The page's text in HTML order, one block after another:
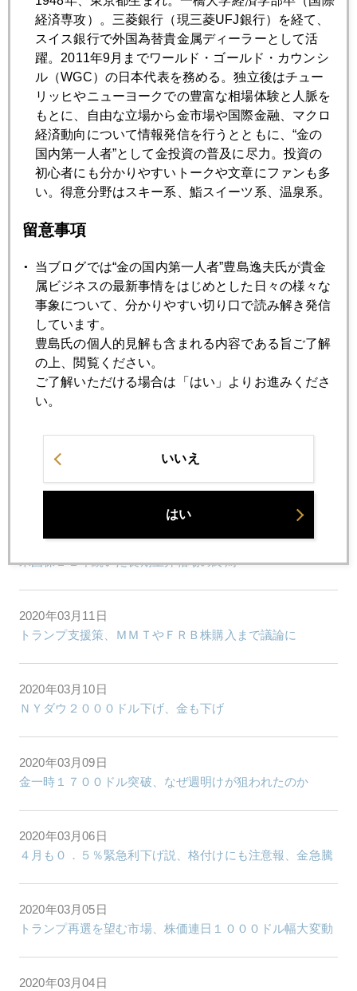
2020年03月24日
ＦＲＢバズーカ再びさく裂、ＮＹ金、暴騰
2020年03月23日
米１億人超の外出制限、でも日本株は上昇、金は頭重い
2020年03月19日
トランプ就任時の水準まで戻った株価、金も大乱高下
米国債・金、安全資産の乱
2020年03月17日
金１４００ドル台、プラチナ５００ドル台も
2020年03月16日
2020年03月13日
株も金もコロナ暴落
2020年03月12日
米国株１１年続いた長期上昇相場の終焉
2020年03月11日
トランプ支援策、ＭＭＴやＦＲＢ株購入まで議論に
2020年03月10日
ＮＹダウ２０００ドル下げ、金も下げ
2020年03月09日
金一時１７００ドル突破、なぜ週明けが狙われたのか
2020年03月06日
４月も０．５％緊急利下げ説、格付けにも注意報、金急騰
2020年03月05日
トランプ再選を望む市場、株価連日１０００ドル幅大変動
2020年03月04日
経済専攻）。三菱銀行（現三菱UFJ銀行）を経て、
スイス銀行で外国為替貴金属ディーラーとして活
躍。2011年9月までワールド・ゴールド・カウンシ
ル（WGC）の日本代表を務める。独立後はチュー
リッヒやニューヨークでの豊富な相場体験と人脈を
もとに、自由な立場から金市場や国際金融、マクロ
経済動向について情報発信を行うとともに、“金の
国内第一人者”として金投資の普及に尽力。投資の
初心者にも分かりやすいトークや文章にファンも多
い。得意分野はスキー系、鮨スイーツ系、温泉系。
留意事項
当ブログでは“金の国内第一人者”豊島逸夫氏が貴金
属ビジネスの最新事情をはじめとした日々の様々な
事象について、分かりやすい切り口で読み解き発信
しています。
豊島氏の個人的見解も含まれる内容である旨ご了解
の上、閲覧ください。
ご了解いただける場合は「はい」よりお進みくださ
い。
いいえ
はい